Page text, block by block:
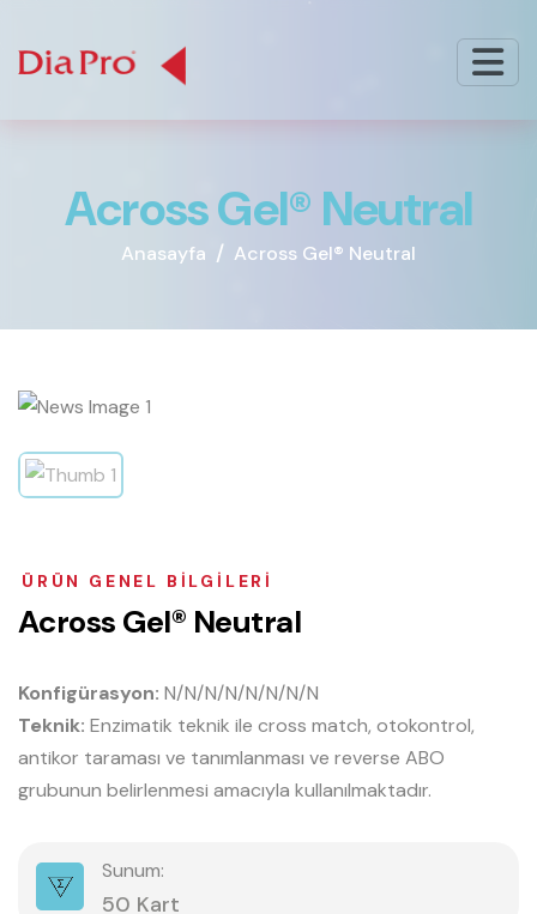
AcrossGel® Neutral
Anasayfa Across Gel® Neutral
ÜRÜN GENEL BILGILERI
Across Gel® Neutral
Konfigürasyon: N/N/N/N/N/N/N/N
Teknik: Enzimatik teknik ile cross match, otokontrol,
antikor taraması ve tanımlanması ve reverse ABO
grubunun belirlenmesi amacıyla kullanılmaktadır.
Sunum:
50 Kart